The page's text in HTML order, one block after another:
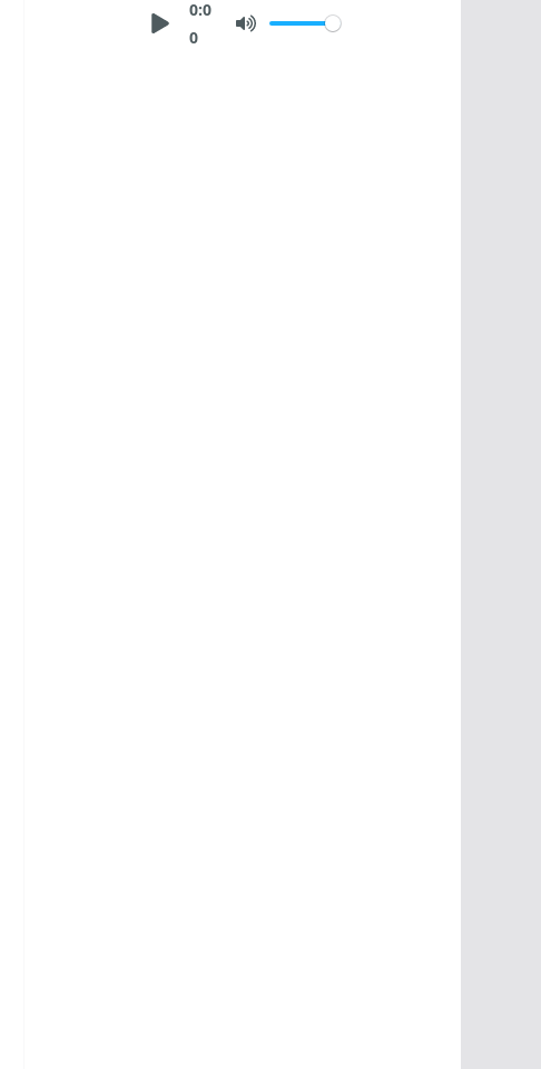
0:0
0